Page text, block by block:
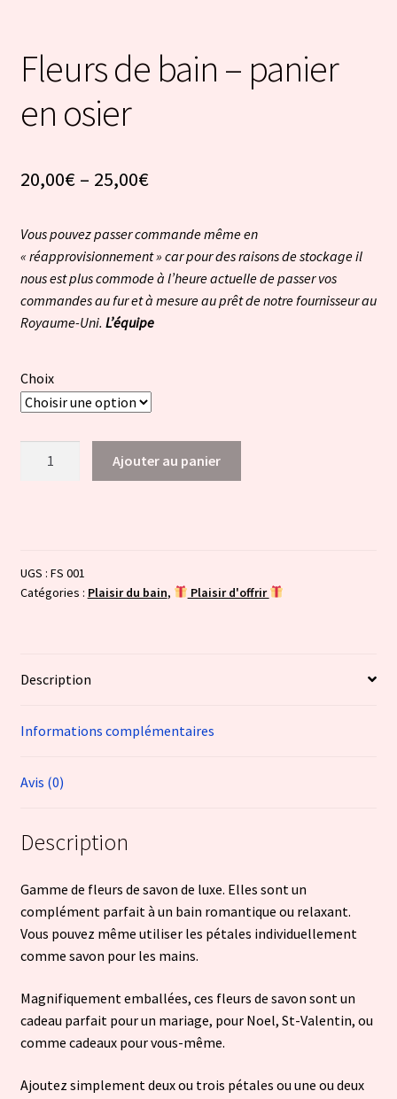
Fleurs de bain – panier
en osier
20,00€– 25,00€
Vous pouvez passer commande même en
« réapprovisionnement » car pour des raisons de stockage il
nous est plus commode à l’heure actuelle de passer vos
commandes au fur et à mesure au prêt de notre fournisseur au
Royaume-Uni. L’équipe
Choix
panier
Ajouter au panier
UGS : FS 001
Catégories : Plaisir du bain, Plaisir d'offrir
Description
Informations complémentaires
Avis (0)
Description
Gamme de fleurs de savon de luxe. Elles sont un
complément parfait à un bain romantique ou relaxant.
Vous pouvez même utiliser les pétales individuellement
comme savon pour les mains.
Magnifiquement emballées, ces fleurs de savon sont un
cadeau parfait pour un mariage, pour Noel, St-Valentin, ou
comme cadeaux pour vous-même.
Ajoutez simplement deux ou trois pétales ou une ou deux